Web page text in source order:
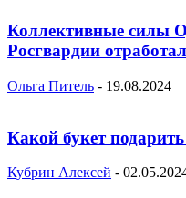
Коллективные силы
Росгвардии
Ольга Питель - 19.08.2024
Какой букет
Кубрин Алексей -